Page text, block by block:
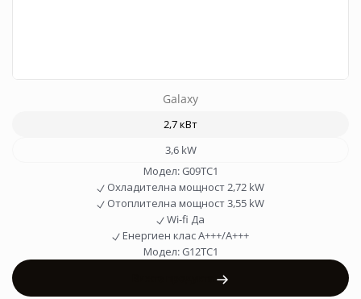
Galaxy
2,7 кВт
3,6 kW
Модел:G09TC1
Охладителна мощност2,72 kW
Отоплителна мощност3,55 kW
Wi-fi Да
Енергиен класA+++/A+++
Модел:G12TC1